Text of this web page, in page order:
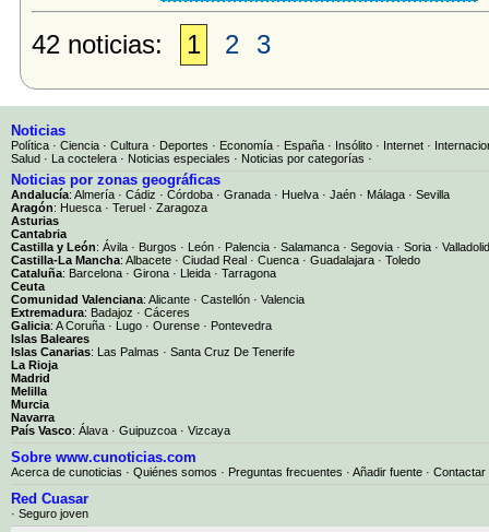
42 noticias: 1 2 3
Noticias
Política · Ciencia · Cultura · Deportes · Economía · España · Insólito · Internet ·
Salud · La coctelera · Noticias especiales · Noticias por categorías ·
Noticias por zonas geográficas
Andalucía: Almería · Cádiz · Córdoba · Granada · Huelva · Jaén · Málaga · Sevilla
Aragón: Huesca · Teruel · Zaragoza
Asturias
Cantabria
Castilla y León: Ávila · Burgos · León · Palencia · Salamanca · Segovia · Soria · Valladolid
Castilla-La Mancha: Albacete · Ciudad Real · Cuenca · Guadalajara · Toledo
Cataluña: Barcelona · Girona · Lleida · Tarragona
Ceuta
Comunidad Valenciana: Alicante · Castellón · Valencia
Extremadura: Badajoz · Cáceres
Galicia: A Coruña · Lugo · Ourense · Pontevedra
Islas Baleares
Islas Canarias: Las Palmas · Santa Cruz De Tenerife
La Rioja
Madrid
Melilla
Murcia
Navarra
País Vasco: Álava · Guipuzcoa · Vizcaya
Sobre www.cunoticias.com
Acerca de cunoticias · Quiénes somos · Preguntas frecuentes · Añadir fuente · Contactar
Red Cuasar
· Seguro joven